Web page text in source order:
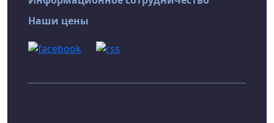
Наши цены